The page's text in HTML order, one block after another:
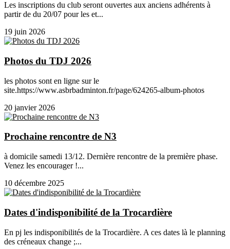
Les inscriptions du club seront ouvertes aux anciens adhérents à
partir de du 20/07 pour les et...
19 juin 2026
Photos du TDJ 2026
les photos sont en ligne sur le
site.https://www.asbrbadminton.fr/page/624265-album-photos
20 janvier 2026
Prochaine rencontre de N3
à domicile samedi 13/12. Dernière rencontre de la première phase.
Venez les encourager !...
10 décembre 2025
Dates d'indisponibilité de la Trocardière
En pj les indisponibilités de la Trocardière. A ces dates là le planning
des créneaux change ;...